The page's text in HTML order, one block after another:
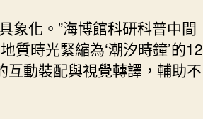
時
辰”〉
中
象化。”海博館科研科普中間
質時光緊縮為‘潮汐時鐘’的12
互動裝配與視覺轉譯，輔助不